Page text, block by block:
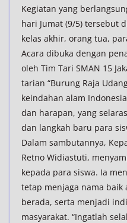
Kegiatan yang
hari Jumat (9/5) tersebut
kelas akhir, orang tua,
Acara dibuka dengan
oleh Tim Tari SMAN 15
tarian “Burung Raja
keindahan alam
dan harapan, yang
dan langkah baru para
Dalam sambutannya,
Retno Widiastuti,
kepada para siswa. Ia
tetap menjaga nama
berada, serta menjadi
masyarakat. “Ingatlah